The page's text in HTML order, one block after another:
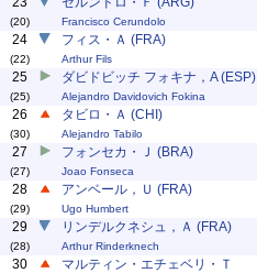
(20) Francisco Cerundolo
24
(22)
フィス・Ａ (FRA)
Arthur Fils
25
(25)
ダビドビッチ フォキナ，A (ESP)
Alejandro Davidovich Fokina
26
(30)
タビロ・Ａ (CHI)
Alejandro Tabilo
27
(27)
フォンセカ・Ｊ (BRA)
Joao Fonseca
28
(29)
アンベール，Ｕ (FRA)
Ugo Humbert
29
(28)
リンデルクネシュ，Ａ (FRA)
Arthur Rinderknech
30
マルティン・エチェベリ・Ｔ